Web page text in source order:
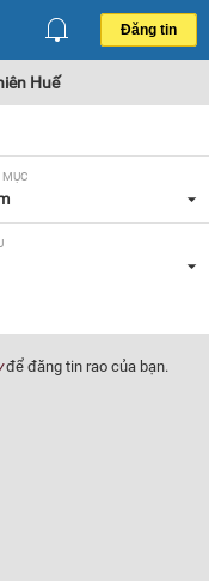
Đăng tin
Huế
MỤC
để đăng tin rao của bạn.